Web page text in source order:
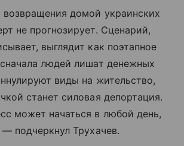
возвращения домой украинских
не прогнозирует. Сценарий,
выглядит как поэтапное
людей лишат денежных
виды на жительство,
станет силовая депортация.
может начаться в любой день,
подчеркнул Трухачев.